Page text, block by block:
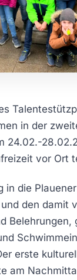
in der
24.02.-
vor Ort
in die Plauener
den damit
Belehrungen,
erste
am